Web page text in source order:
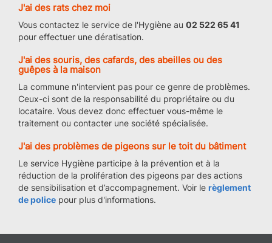
J'ai des rats chez moi
Vous contactez le service de l'Hygiène au 02 522 65 41
pour effectuer une dératisation.
J'ai des souris, des cafards, des abeilles ou des
guêpes à la maison
La commune n'intervient pas pour ce genre de problèmes.
Ceux-ci sont de la responsabilité du propriétaire ou du
locataire. Vous devez donc effectuer vous-même le
traitement ou contacter une société spécialisée.
J'ai des problèmes de pigeons sur le toit du bâtiment
Le service Hygiène participe à la prévention et à la
réduction de la prolifération des pigeons par des actions
de sensibilisation et d’accompagnement. Voir le règlement
de police pour plus d'informations.